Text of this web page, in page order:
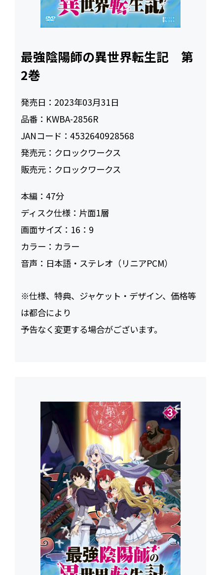
最強陰陽師の異世界転生記 第
2巻
発売日： 2023年03月31日
品番： KWBA-2856R
JANコード：4532640928568
発売元： クロックワークス
販売元： クロックワークス
本編：47
ディスク仕様： 片面1層
画面サイズ： 16：9
カラー： カラー
音声： 日本語・ステレオ（リニアPCM）
※仕様、特典、ジャケット・デザイン、価格等
は都合により
予告なく変更する場合がございます。